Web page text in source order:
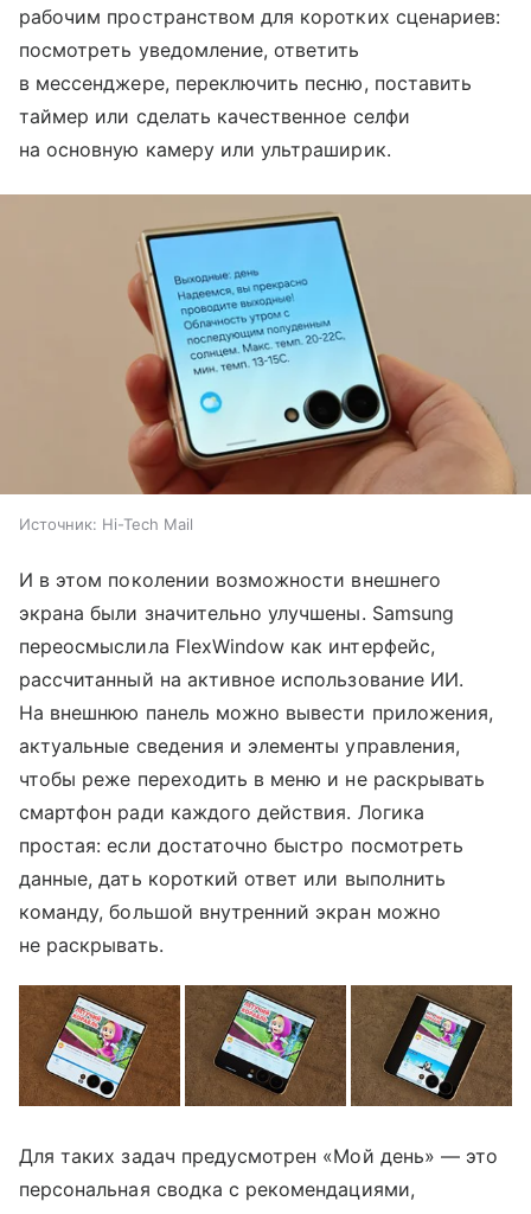
рабочим пространством для коротких сценариев:
посмотреть уведомление, ответить
в мессенджере, переключить песню, поставить
таймер или сделать качественное селфи
на основную камеру или ультраширик.
Источник: Hi-Tech Mail
И в этом поколении возможности внешнего
экрана были значительно улучшены. Samsung
переосмыслила FlexWindow как интерфейс,
рассчитанный на активное использование ИИ.
На внешнюю панель можно вывести приложения,
актуальные сведения и элементы управления,
чтобы реже переходить в меню и не раскрывать
смартфон ради каждого действия. Логика
простая: если достаточно быстро посмотреть
данные, дать короткий ответ или выполнить
команду, большой внутренний экран можно
не раскрывать.
Для таких задач предусмотрен «Мой день» — это
персональная сводка с рекомендациями,